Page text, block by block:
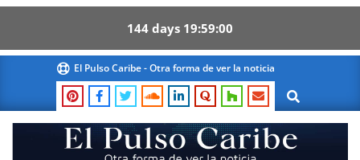
144 days 19 58 59
content
El Pulso Caribe - Otra forma de ver la noticia
Search